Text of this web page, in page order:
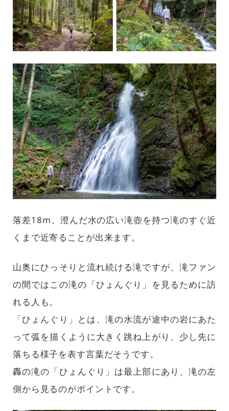
落差18m、澄んだ水の広い滝壺を持つ滝のすぐ近
くまで近寄ることが出来ます。
山奥にひっそりと流れ続ける滝ですが、滝ファン
の間ではこの滝の「ひょんぐり」を見るために訪
れる人も。
「ひょんぐり」とは、滝の水流が途中の岩にあた
って弧を描くように大きく跳ね上がり、少し先に
落ちる様子を表す言葉だそうです。
轟の滝の「ひょんぐり」は最上部にあり、滝の左
側から見るのがポイントです。